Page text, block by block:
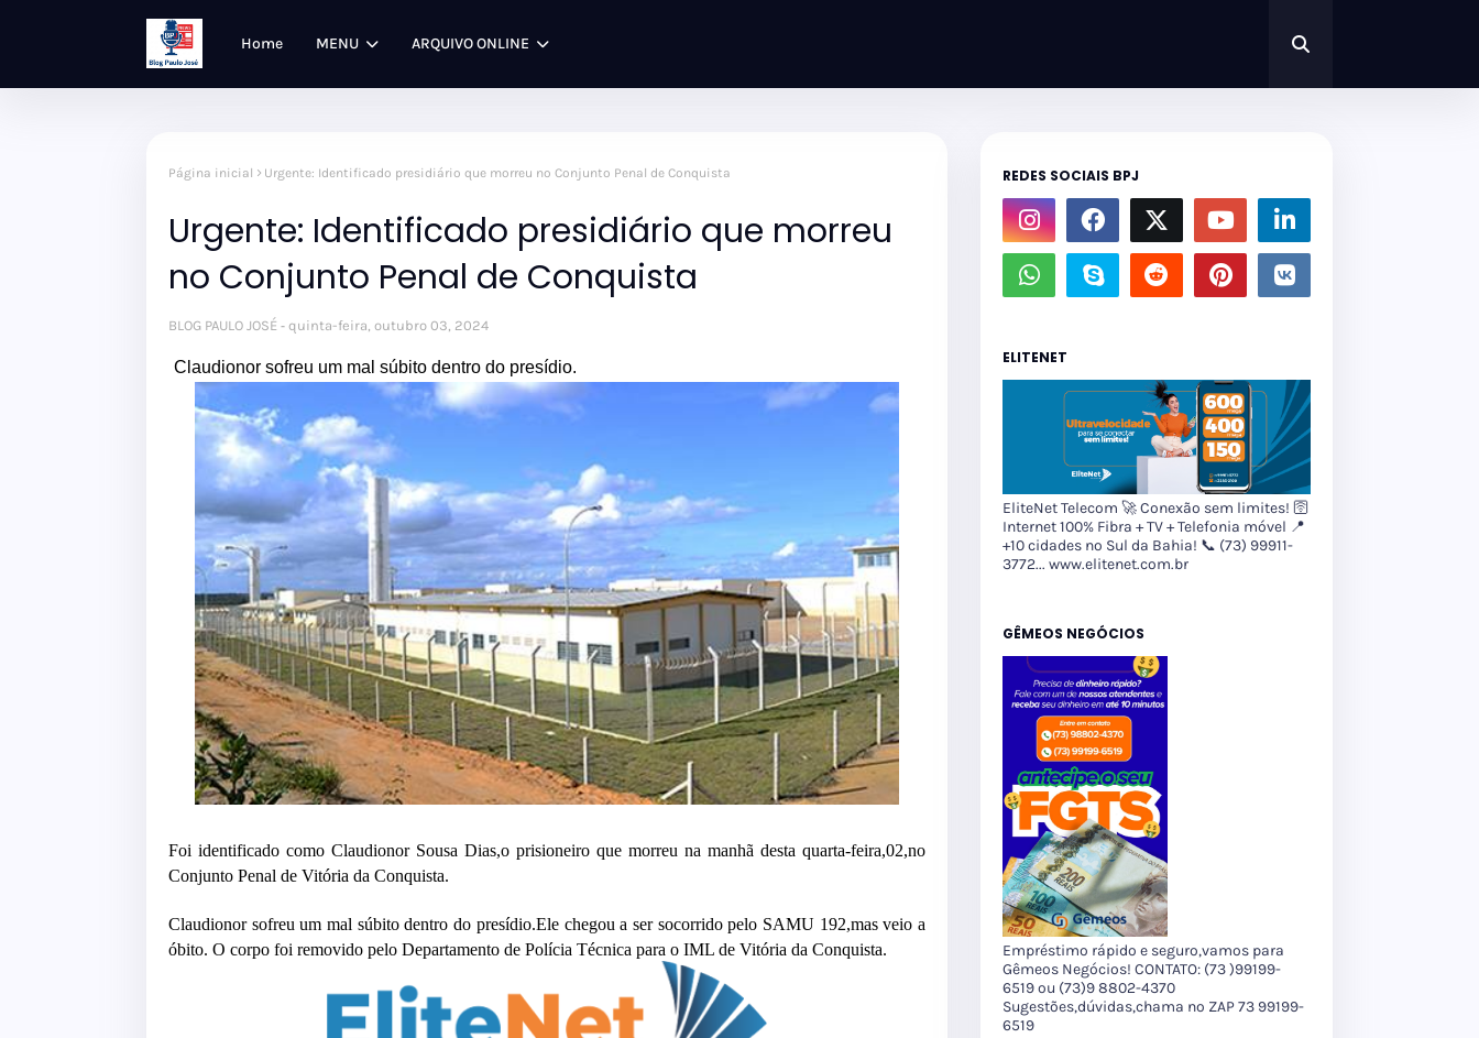
Home MENU ARQUIVO ONLINE
Página inicial Urgente: Identificado presidiário que morreu no Conjunto Penal de Conquista
Urgente: Identificado presidiário que morreu
no Conjunto Penal de Conquista
BLOG PAULO JOSÉ quinta-feira, outubro 03, 2024
Claudionor sofreu um mal súbito dentro do presídio.
Foi identificado como Claudionor Sousa Dias,o prisioneiro que morreu na manhã desta quarta-feira,02,no
Conjunto Penal de Vitória da Conquista.
Claudionor sofreu um mal súbito dentro do presídio.Ele chegou a ser socorrido pelo SAMU 192,mas veio a
óbito. O corpo foi removido pelo Departamento de Polícia Técnica para o IML de Vitória da Conquista.
REDES SOCIAIS BPJ
ELITENET
EliteNet Telecom 🚀 Conexão sem limites! 🛜
Internet 100% Fibra + TV + Telefonia móvel 📍
+10 cidades no Sul da Bahia! 📞 (73) 99911-
3772... www.elitenet.com.br
GÊMEOS NEGÓCIOS
Empréstimo rápido e seguro,vamos para
Gêmeos Negócios! CONTATO: (73 )99199-
6519 ou (73)9 8802-4370
Sugestões,dúvidas,chama no ZAP 73 99199-
6519